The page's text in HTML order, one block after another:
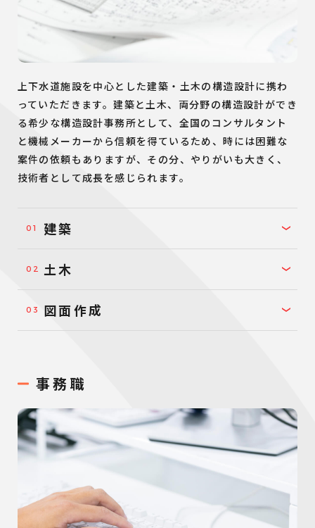
上下水道施設を中心とした建築・土木の構造設計に携わ
っていただきます。建築と土木、両分野の構造設計ができ
る希少な構造設計事務所として、全国のコンサルタント
と機械メーカーから信頼を得ているため、時には困難な
案件の依頼もありますが、その分、やりがいも大きく、
技術者として成長を感じられます。
建築
土木
図面作成
事務職